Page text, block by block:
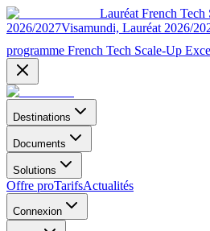
Lauréat French
2026/2027Visamundi, Lauréat 2026/
programme French Tech Scale-Up
Destinations
Documents
Solutions
Offre proTarifsActualités
Connexion